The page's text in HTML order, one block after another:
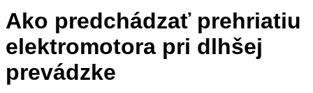
Ako predchádzať prehriatiu
elektromotora pri dlhšej
prevádzke